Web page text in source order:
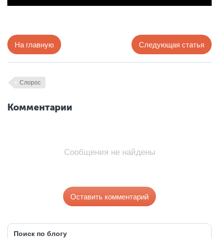
На главную Следующая статья
Слорос
Комментарии
Сообщения не найдены
Оставить комментарий
Поиск по блогу